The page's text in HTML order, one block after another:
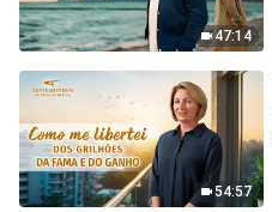
47:14
54:57